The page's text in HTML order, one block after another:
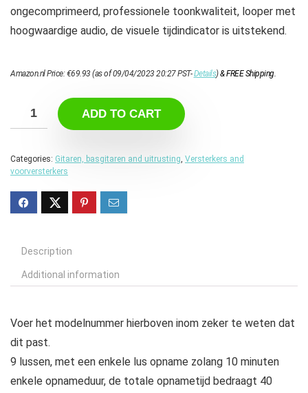
ongecomprimeerd, professionele toonkwaliteit, looper met
hoogwaardige audio, de visuele tijdindicator is uitstekend.
Amazon.nl Price:€69.93 (as of 09/04/2023 20:27 PST-Details)&FREE Shipping.
ADD TO CART
Categories: Gitaren, basgitaren and uitrusting, Versterkers and
voorversterkers
Description
Additional information
Voer het modelnummer hierboven inom zeker te weten dat
dit past.
9 lussen, met een enkele lus opname zolang 10 minuten
enkele opnameduur, de totale opnametijd bedraagt 40